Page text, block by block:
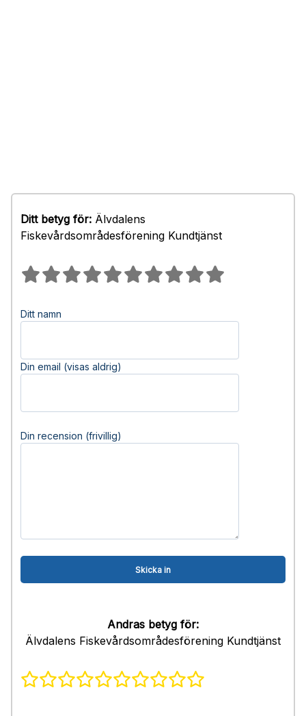
Ditt betyg för: Älvdalens
Fiskevårdsområdesförening Kundtjänst
Ditt namn
Din email (visas aldrig)
Din recension (frivillig)
Andras betyg för:
Älvdalens Fiskevårdsområdesförening Kundtjänst